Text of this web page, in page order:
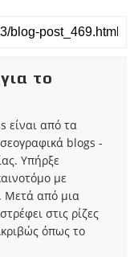
το
είναι από τα
blogs -
Υπήρξε
με
Μετά από μια
στις ρίζες
όπως το